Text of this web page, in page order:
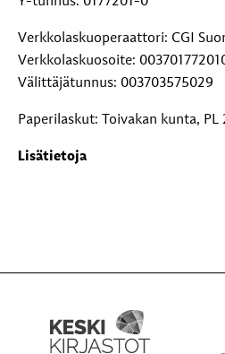
Verkkolaskuoperaattori: CGI
Verkkolaskuosoite:
Välittäjätunnus: 003703575029
Paperilaskut: Toivakan kunta,
Lisätietoja